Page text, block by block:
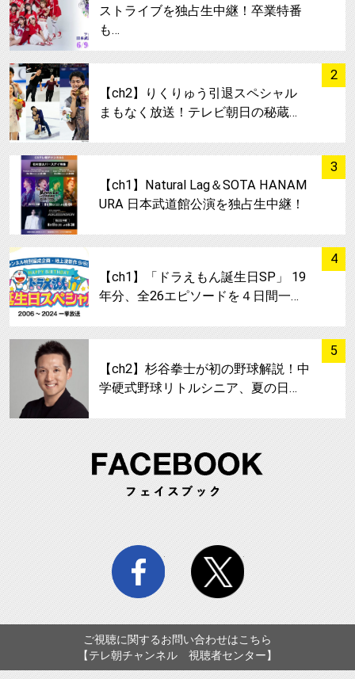
ストライブを独占生中継！卒業特番
も…
2
サムネイル
【ch2】りくりゅう引退スペシャル
まもなく放送！テレビ朝日の秘蔵…
3
【ch1】Natural Lag＆SOTA HANAM
URA 日本武道館公演を独占生中継！
4
【ch1】「ドラえもん誕生日SP」 19
年分、全26エピソードを４日間一…
5
【ch2】杉谷拳士が初の野球解説！中
学硬式野球リトルシニア、夏の日…
facebook twitter
ご視聴に関するお問い合わせはこちら
【テレ朝チャンネル 視聴者センター】